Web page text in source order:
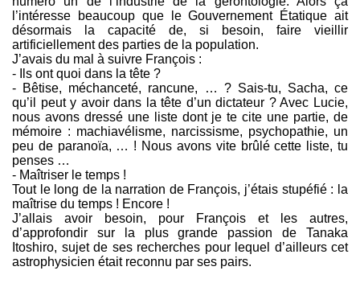
l’intéresse beaucoup que le Gouvernement Étatique ait
désormais la capacité de, si besoin, faire vieillir
artificiellement des parties de la population.
J’avais du mal à suivre François :
- Ils ont quoi dans la tête ?
- Bêtise, méchanceté, rancune, … ? Sais-tu, Sacha, ce
qu’il peut y avoir dans la tête d’un dictateur ? Avec Lucie,
nous avons dressé une liste dont je te cite une partie, de
mémoire : machiavélisme, narcissisme, psychopathie, un
peu de paranoïa, … ! Nous avons vite brûlé cette liste, tu
penses …
- Maîtriser le temps !
Tout le long de la narration de François, j’étais stupéfié : la
maîtrise du temps ! Encore !
J’allais avoir besoin, pour François et les autres,
d’approfondir sur la plus grande passion de Tanaka
Itoshiro, sujet de ses recherches pour lequel d’ailleurs cet
astrophysicien était reconnu par ses pairs.